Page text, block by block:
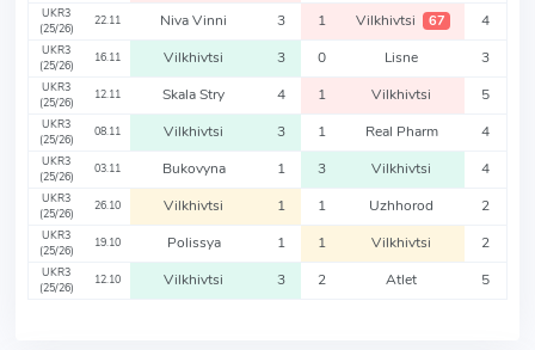
UKR3
(25/26)
22.11 Niva Vinni 3 1 Vilkhivtsi 67 4
UKR3
(25/26)
16.11 Vilkhivtsi 3 0 Lisne 3
UKR3
(25/26)
12.11 Skala Stry 4 1 Vilkhivtsi 5
UKR3
(25/26)
08.11 Vilkhivtsi 3 1 Real Pharm 4
UKR3
(25/26)
03.11 Bukovyna 1 3 Vilkhivtsi 4
UKR3
(25/26)
26.10 Vilkhivtsi 1 1 Uzhhorod 2
UKR3
(25/26)
19.10 Polissya 1 1 Vilkhivtsi 2
UKR3
(25/26)
12.10 Vilkhivtsi 3 2 Atlet 5